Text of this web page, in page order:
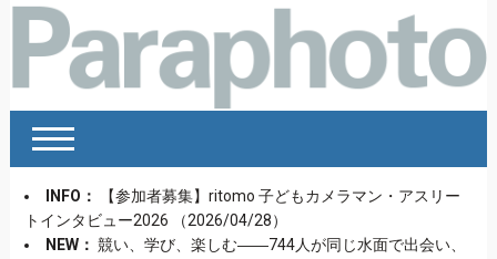
INFO：
【参加者募集】ritomo 子どもカメラマン・アスリー
トインタビュー2026
（2026/04/28）
NEW： 競い、学び、楽しむ――744人が同じ水面で出会い、